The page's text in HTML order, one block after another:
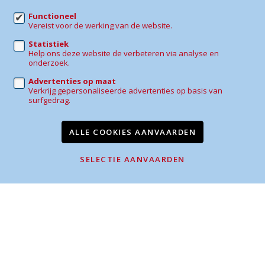
daphne@sherwin-immo.be
Te koop Te huur
Wijzig cookie voorkeuren
privacy powered by Whise
Functioneel
Vereist voor de werking van de website.
Statistiek
Help ons deze website de verbeteren via analyse en
onderzoek.
Advertenties op maat
Verkrijg gepersonaliseerde advertenties op basis van
surfgedrag.
ALLE COOKIES AANVAARDEN
SELECTIE AANVAARDEN